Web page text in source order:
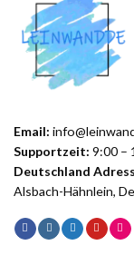
Email:
Supportzeit: 9:00 –
Deutschland
Alsbach-Hähnlein,